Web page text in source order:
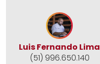
Luis Fernando Lima
(51) 996.650.140